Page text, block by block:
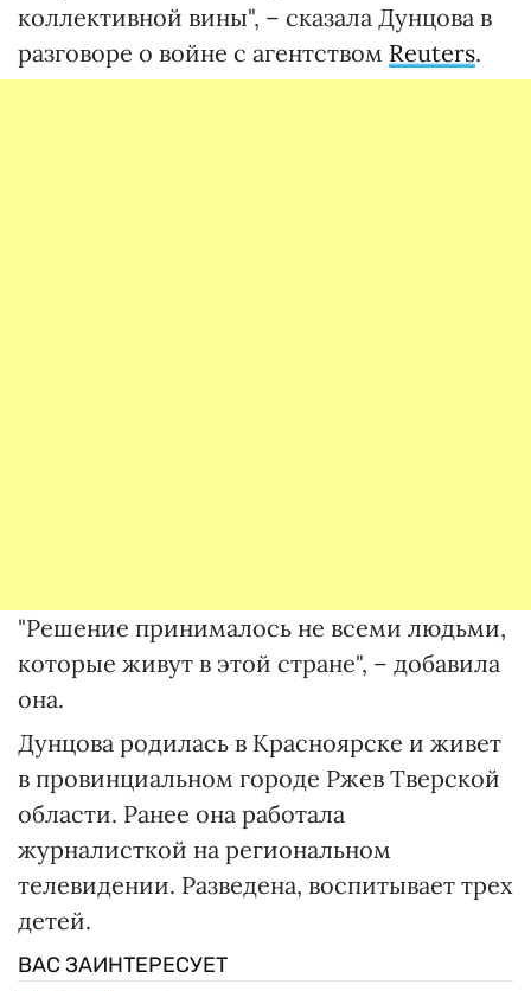
коллективной вины", – сказала Дунцова в
разговоре о войне с агентством Reuters.
"Решение принималось не всеми людьми,
которые живут в этой стране", – добавила
она.
Дунцова родилась в Красноярске и живет
в провинциальном городе Ржев Тверской
области. Ранее она работала
журналисткой на региональном
телевидении. Разведена, воспитывает трех
детей.
ВАС ЗАИНТЕРЕСУЕТ